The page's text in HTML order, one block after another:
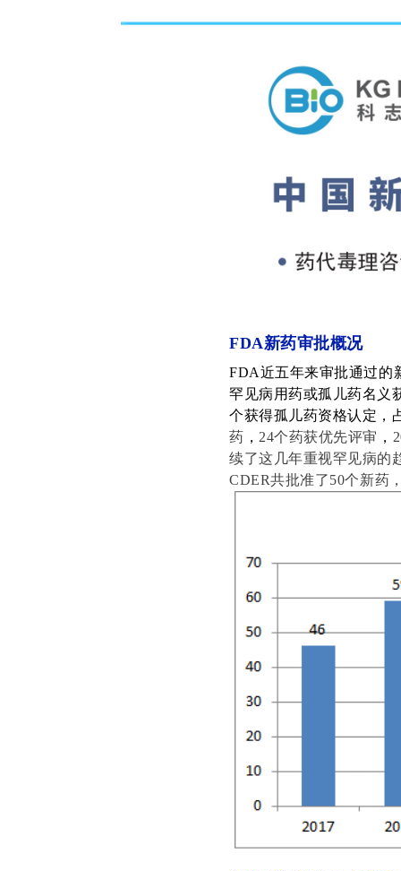
FDA新药审批概况
FDA近五年来审批通过的
罕见病用药或孤儿药名义
个获得孤儿药资格认定，
药 ， 24个药获优先评审 ，
续了这几年重视罕见病的
CDER共批准了50个新药